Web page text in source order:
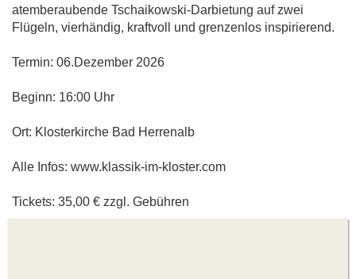
atemberaubende Tschaikowski-Darbietung auf zwei
Flügeln, vierhändig, kraftvoll und grenzenlos inspirierend.
Termin: 06.Dezember 2026
Beginn: 16:00 Uhr
Ort: Klosterkirche Bad Herrenalb
Alle Infos: www.klassik-im-kloster.com
Tickets: 35,00 € zzgl. Gebühren